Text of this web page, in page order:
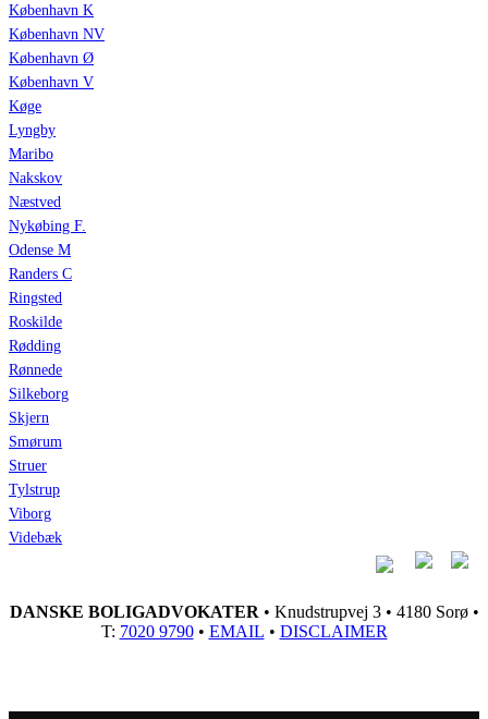
København K
København NV
København Ø
København V
Køge
Lyngby
Maribo
Nakskov
Næstved
Nykøbing F.
Odense M
Randers C
Ringsted
Roskilde
Rødding
Rønnede
Silkeborg
Skjern
Smørum
Struer
Tylstrup
Viborg
Videbæk
DANSKE BOLIGADVOKATER • Knudstrupvej 3 • 4180 Sorø •
T: 7020 9790• EMAIL • DISCLAIMER